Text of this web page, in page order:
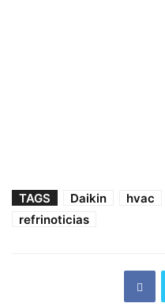
TAGS Daikin hvac
refrinoticias